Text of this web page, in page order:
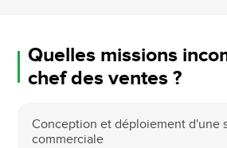
Quelles missions
chef des ventes ?
Conception et déploiement d'une
commerciale